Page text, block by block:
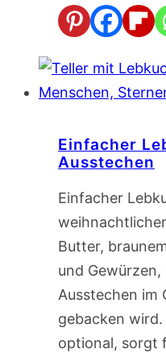
Einfacher
Ausstechen
Einfacher
Butter,
und
Ausstechen im
gebacken
optional, sorgt